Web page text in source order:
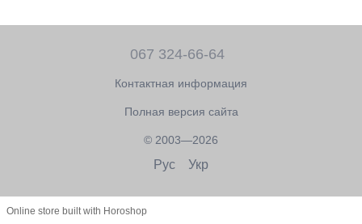
067 324-66-64
Контактная информация
Полная версия сайта
© 2003—2026
Рус Укр
Online store built with Horoshop